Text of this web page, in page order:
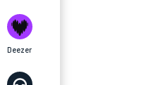
Deezer